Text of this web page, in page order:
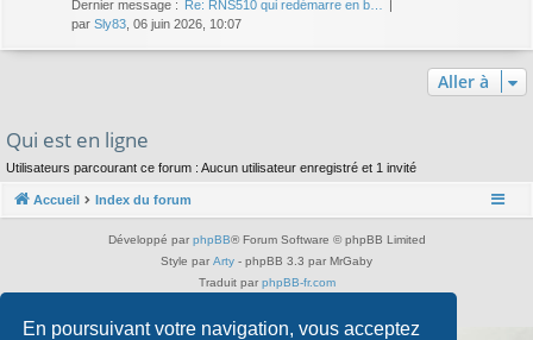
En poursuivant votre navigation, vous acceptez
Dernier message : Re: RNS510 qui redémarre en b…
par Sly83 , 06 juin 2026, 10:07
Aller à
Qui est en ligne
Utilisateurs parcourant ce forum : Aucun utilisateur enregistré et 1 invité
Accueil Index du forum
Développé par phpBB® Forum Software © phpBB Limited
Style par Arty - phpBB 3.3 par MrGaby
Traduit par phpBB-fr.com